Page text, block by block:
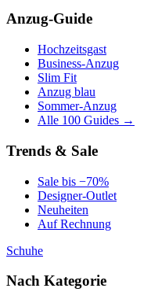
Anzug-Guide
Hochzeitsgast
Business-Anzug
Slim Fit
Anzug blau
Sommer-Anzug
Alle 100 Guides →
Trends & Sale
Sale bis −70%
Designer-Outlet
Neuheiten
Auf Rechnung
Schuhe
Nach Kategorie